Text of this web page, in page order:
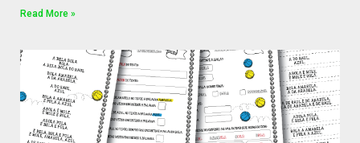
Read More »